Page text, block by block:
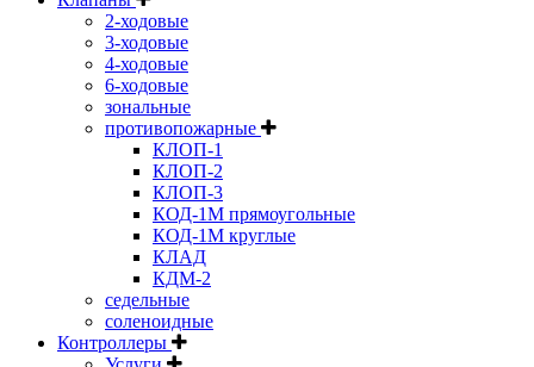
2-ходовые
3-ходовые
4-ходовые
6-ходовые
зональные
противопожарные
КЛОП-1
КЛОП-2
КЛОП-3
КОД-1М прямоугольные
КОД-1М круглые
КЛАД
КДМ-2
седельные
соленоидные
Контроллеры